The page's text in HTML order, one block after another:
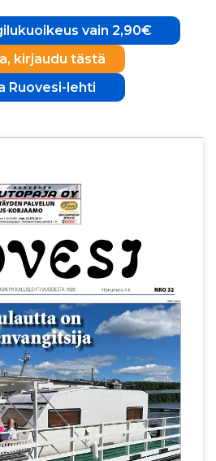
vain 2,90€
kirjaudu tästä
Ruovesi-lehti